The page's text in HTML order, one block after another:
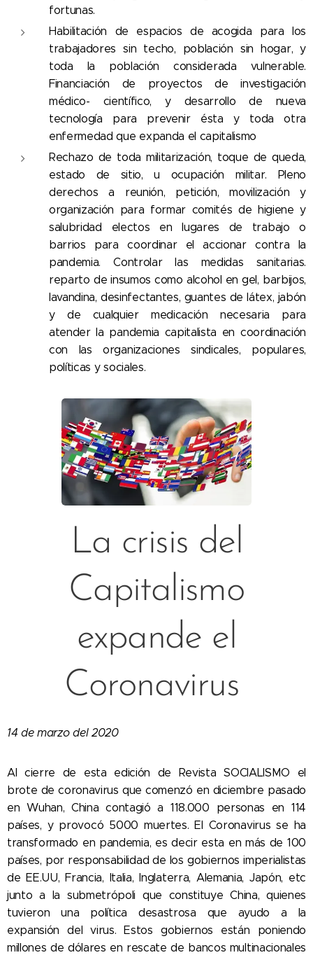
fortunas.
Habilitación de espacios de acogida para los
trabajadores sin techo, población sin hogar, y
toda la población considerada vulnerable.
Financiación de proyectos de investigación
médico- científico, y desarrollo de nueva
tecnología para prevenir ésta y toda otra
enfermedad que expanda el capitalismo
Rechazo de toda militarización, toque de queda,
estado de sitio, u ocupación militar. Pleno
derechos a reunión, petición, movilización y
organización para formar comités de higiene y
salubridad electos en lugares de trabajo o
barrios para coordinar el accionar contra la
pandemia. Controlar las medidas sanitarias.
reparto de insumos como alcohol en gel, barbijos,
lavandina, desinfectantes, guantes de látex, jabón
y de cualquier medicación necesaria para
atender la pandemia capitalista en coordinación
con las organizaciones sindicales, populares,
políticas y sociales.
La crisis del
Capitalismo
expande el
Coronavirus
14 de marzo del 2020
Al cierre de esta edición de Revista SOCIALISMO el
brote de coronavirus que comenzó en diciembre pasado
en Wuhan, China contagió a 118.000 personas en 114
países, y provocó 5000 muertes. El Coronavirus se ha
transformado en pandemia, es decir esta en más de 100
países, por responsabilidad de los gobiernos imperialistas
de EE.UU, Francia, Italia, Inglaterra, Alemania, Japón, etc
junto a la submetrópoli que constituye China, quienes
tuvieron una política desastrosa que ayudo a la
expansión del virus. Estos gobiernos están poniendo
millones de dólares en rescate de bancos multinacionales